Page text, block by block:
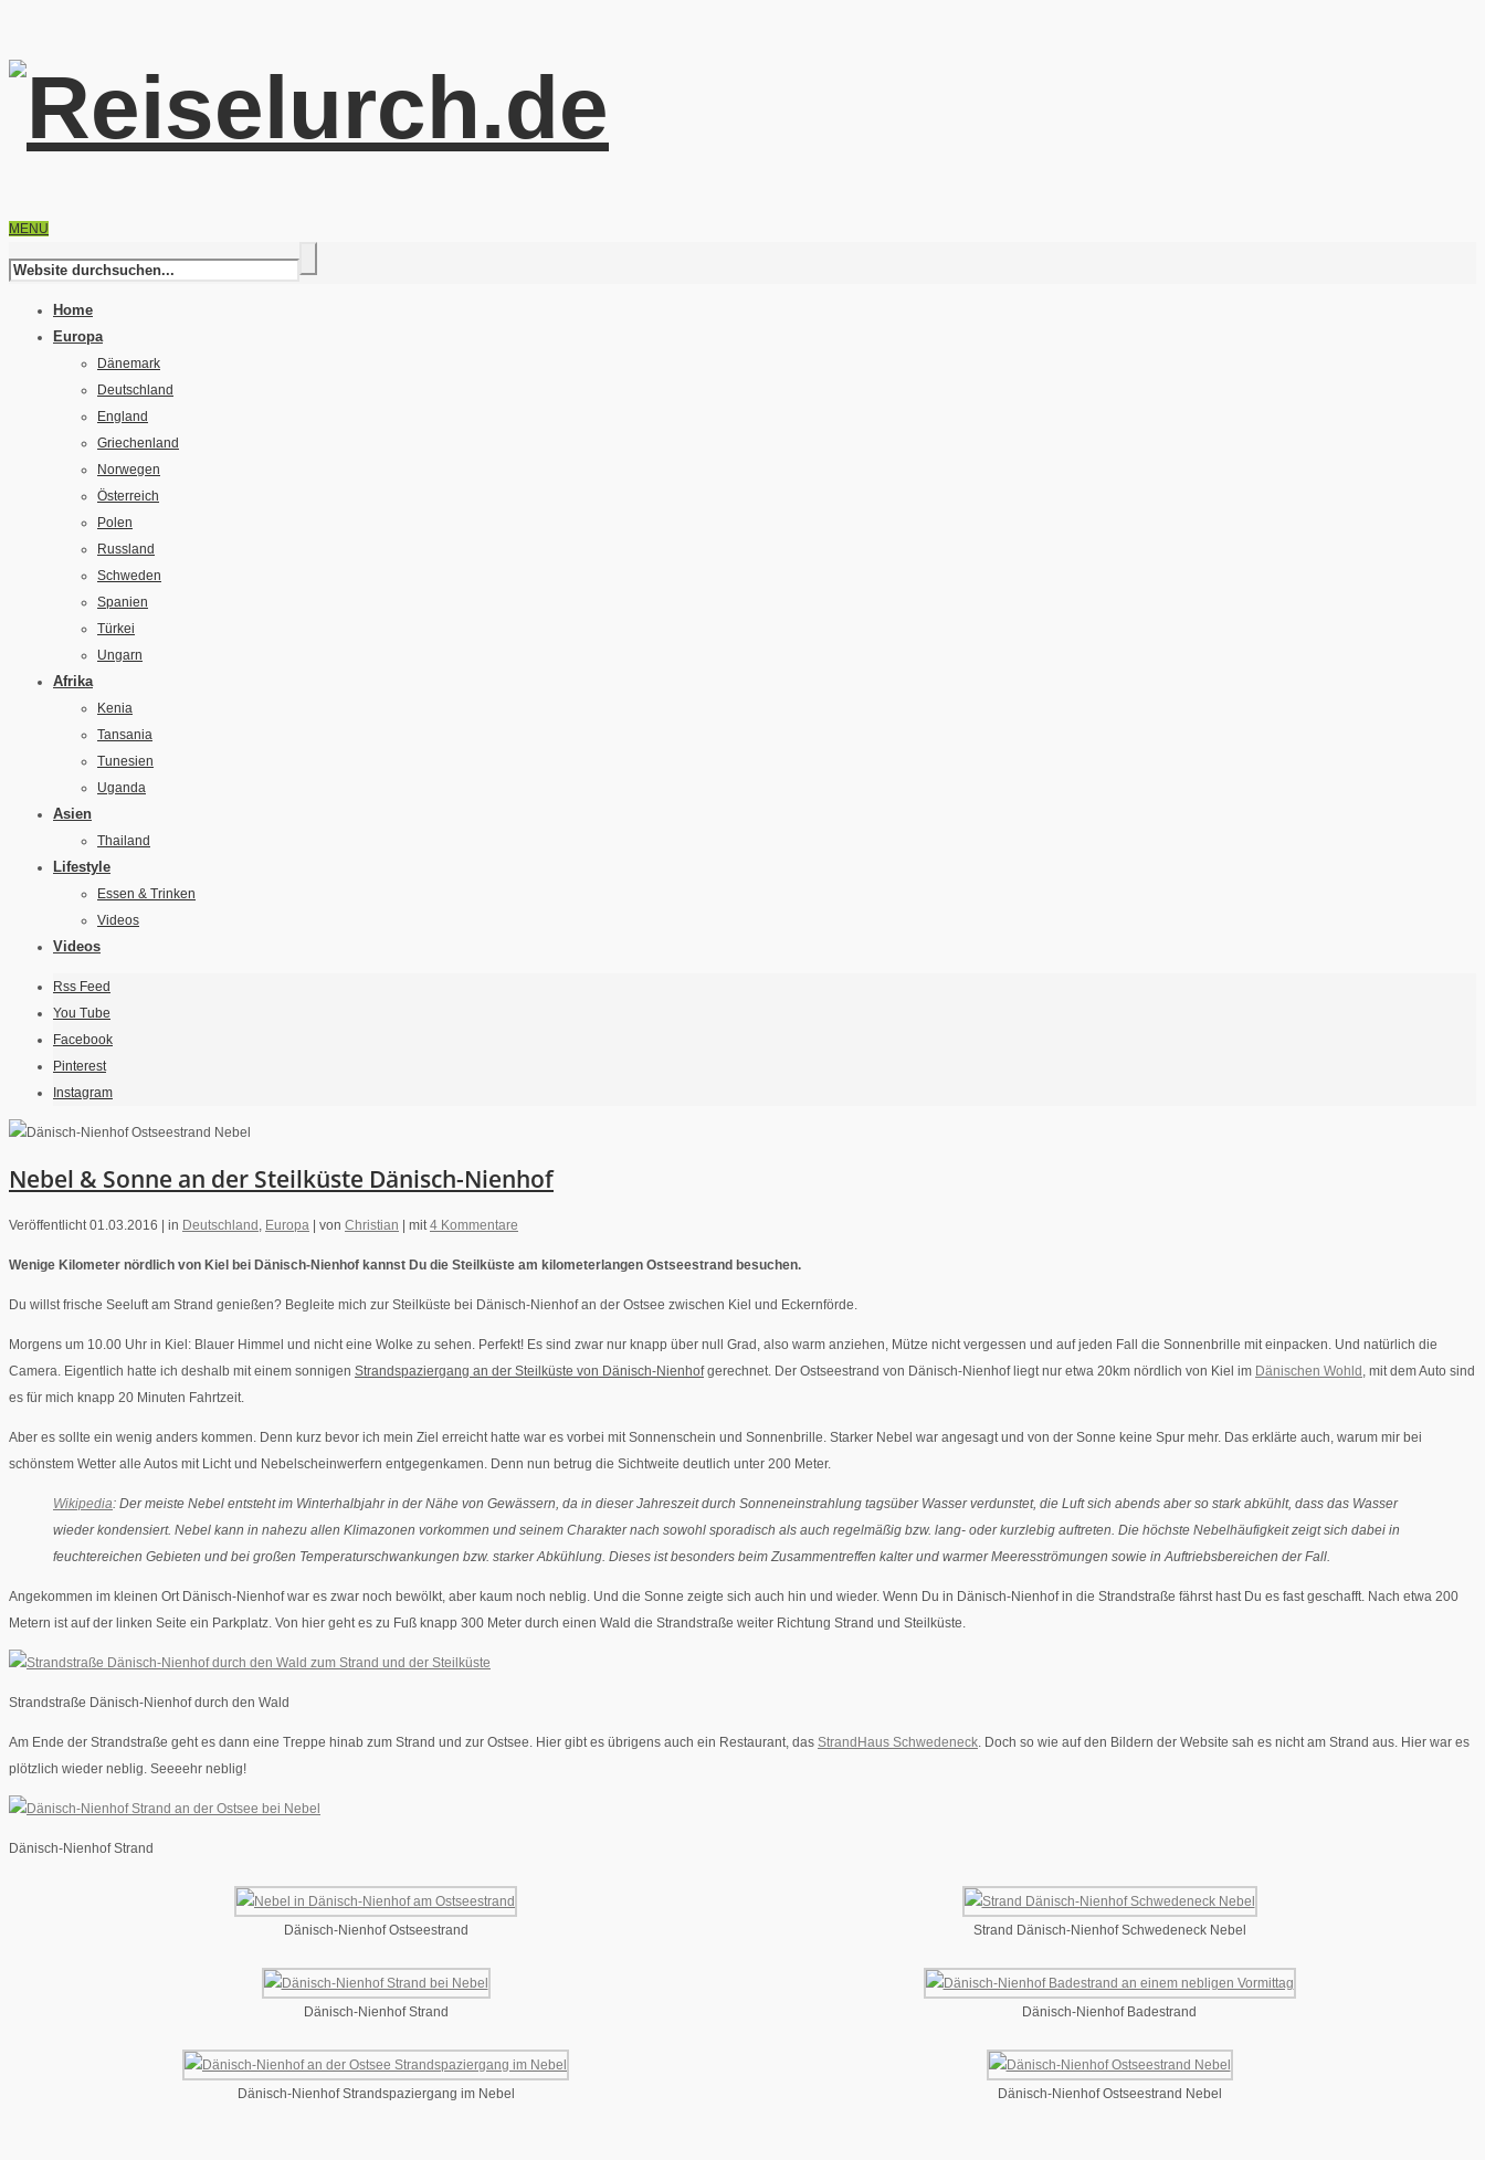
MENU
Home
Europa
Dänemark
Deutschland
England
Griechenland
Norwegen
Österreich
Polen
Russland
Schweden
Spanien
Türkei
Ungarn
Afrika
Kenia
Tansania
Tunesien
Uganda
Asien
Thailand
Lifestyle
Essen & Trinken
Videos
Videos
Rss Feed
You Tube
Facebook
Pinterest
Instagram
Nebel & Sonne an der Steilküste Dänisch-Nienhof
Veröffentlicht 01.03.2016 | in Deutschland , Europa von Christian mit4 Kommentare
Wenige Kilometer nördlich von Kiel bei Dänisch-Nienhof kannst Du die Steilküste am kilometerlangen Ostseestrand besuchen.
Du willst frische Seeluft am Strand genießen? Begleite mich zur Steilküste bei Dänisch-Nienhof an der Ostsee zwischen Kiel und Eckernförde.
Morgens um 10.00 Uhr in Kiel: Blauer Himmel und nicht eine Wolke zu sehen. Perfekt! Es sind zwar nur knapp über null Grad, also warm anziehen, Mütze nicht vergessen und auf jeden Fall die Sonnenbrille mit einpacken. Und natürlich die
Camera. Eigentlich hatte ich deshalb mit einem sonnigen Strandspaziergang an der Steilküste von Dänisch-Nienhofgerechnet. Der Ostseestrand von Dänisch-Nienhof liegt nur etwa 20km nördlich von Kiel im Dänischen Wohld , mit dem Auto sind
es für mich knapp 20 Minuten Fahrtzeit.
Aber es sollte ein wenig anders kommen. Denn kurz bevor ich mein Ziel erreicht hatte war es vorbei mit Sonnenschein und Sonnenbrille. Starker Nebel war angesagt und von der Sonne keine Spur mehr. Das erklärte auch, warum mir bei
schönstem Wetter alle Autos mit Licht und Nebelscheinwerfern entgegenkamen. Denn nun betrug die Sichtweite deutlich unter 200 Meter.
Wikipedia: Der meiste Nebel entsteht im Winterhalbjahr in der Nähe von Gewässern, da in dieser Jahreszeit durch Sonnen­einstrahlung tagsüber Wasser verdunstet, die Luft sich abends aber so stark abkühlt, dass das Wasser
wieder kondensiert. Nebel kann in nahezu allen Klimazonen vorkommen und seinem Charakter nach sowohl sporadisch als auch regelmäßig bzw. lang- oder kurzlebig auftreten. Die höchste Nebelhäufigkeit zeigt sich dabei in
feuchtereichen Gebieten und bei großen Temperaturschwankungen bzw. starker Abkühlung. Dieses ist besonders beim Zusammentreffen kalter und warmer Meeresströmungen sowie in Auftriebsbereichen der Fall.
Angekommen im kleinen Ort Dänisch-Nienhof war es zwar noch bewölkt, aber kaum noch neblig. Und die Sonne zeigte sich auch hin und wieder. Wenn Du in Dänisch-Nienhof in die Strandstraße fährst hast Du es fast geschafft. Nach etwa 200
Metern ist auf der linken Seite ein Parkplatz. Von hier geht es zu Fuß knapp 300 Meter durch einen Wald die Strandstraße weiter Richtung Strand und Steilküste.
Strandstraße Dänisch-Nienhof durch den Wald
Am Ende der Strandstraße geht es dann eine Treppe hinab zum Strand und zur Ostsee. Hier gibt es übrigens auch ein Restaurant, das StrandHaus Schwedeneck. Doch so wie auf den Bildern der Website sah es nicht am Strand aus. Hier war es
plötzlich wieder neblig. Seeeehr neblig!
Dänisch-Nienhof Strand
Dänisch-Nienhof Ostseestrand Strand Dänisch-Nienhof Schwedeneck Nebel
Dänisch-Nienhof Strand Dänisch-Nienhof Badestrand
Dänisch-Nienhof Strandspaziergang im Nebel Dänisch-Nienhof Ostseestrand Nebel